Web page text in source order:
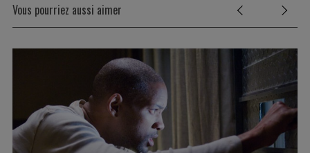
Vous pourriez aussi aimer